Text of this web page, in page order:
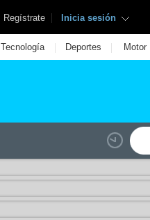
Regístrate | Inicia sesión
Tecnología | Deportes | Motor